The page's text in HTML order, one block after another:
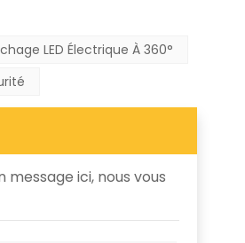
LED Électrique À 360°
ici, nous vous